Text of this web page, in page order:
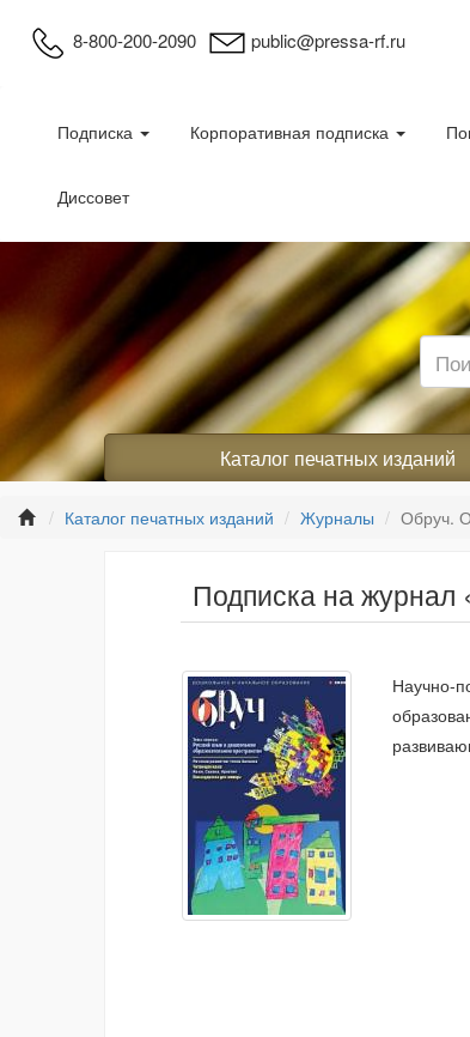
8-800-200-2090 public@pressa-rf.ru
Подписка Корпоративная подписка
Диссовет
Каталог печатных изданий
Каталог печатных изданий Журналы Обруч.
Подписка на журнал
Научно-